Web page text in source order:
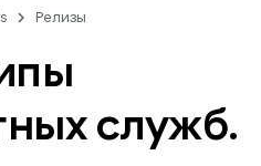
Релизы
служб.